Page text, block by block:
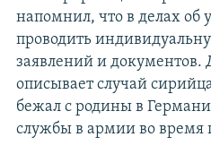
напомнил, что в делах об
проводить
заявлений и документов.
описывает случай
бежал с родины в
службы в армии во время